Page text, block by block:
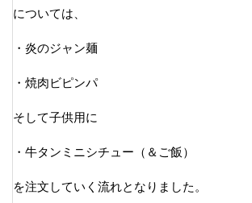
については、
・炎のジャン麺
・焼肉ビピンパ
そして子供用に
・牛タンミニシチュー（＆ご飯）
を注文していく流れとなりました。